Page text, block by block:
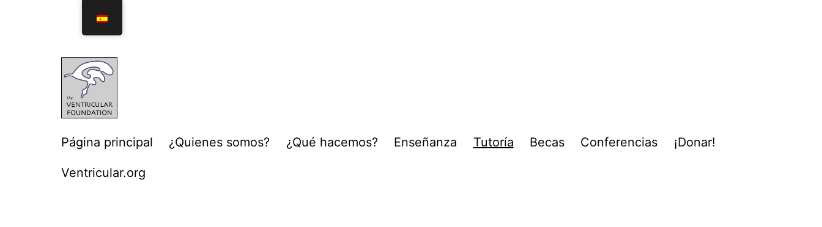
Página principal ¿Quienes somos? ¿Qué hacemos? Enseñanza Tutoría Becas Conferencias ¡Donar!
Ventricular.org